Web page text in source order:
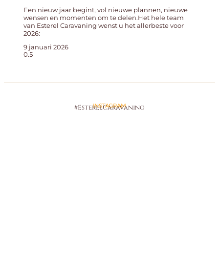
Een nieuw jaar begint, vol nieuwe plannen, nieuwe
wensen en momenten om te delen.Het hele team
van Esterel Caravaning wenst u het allerbeste voor
2026:
9 januari 2026
INSTAGRAM
#EsterelCaravaning